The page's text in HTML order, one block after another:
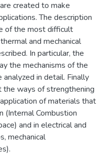
created to make
The description
of the most difficult
and mechanical
In particular, the
the mechanisms of the
in detail. Finally
ways of strengthening
of materials that
(Internal Combustion
and in electrical and
mechanical